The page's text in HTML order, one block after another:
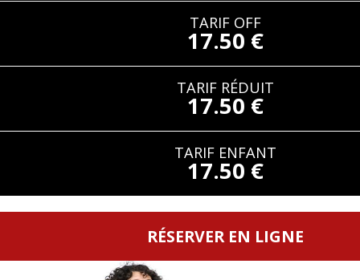
TARIF OFF
17.50 €
TARIF RÉDUIT
17.50 €
TARIF ENFANT
17.50 €
RÉSERVER EN LIGNE